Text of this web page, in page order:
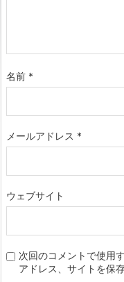
名前 *
メールアドレス *
ウェブサイト
次回のコメントで使用
アドレス、サイトを保存